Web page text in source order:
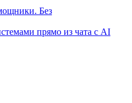
Без
прямо из чата с AI